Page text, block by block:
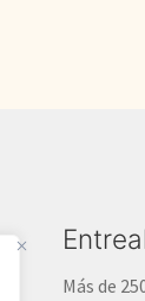
Más de